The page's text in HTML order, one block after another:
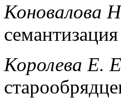
Коновалова
Королева Е.